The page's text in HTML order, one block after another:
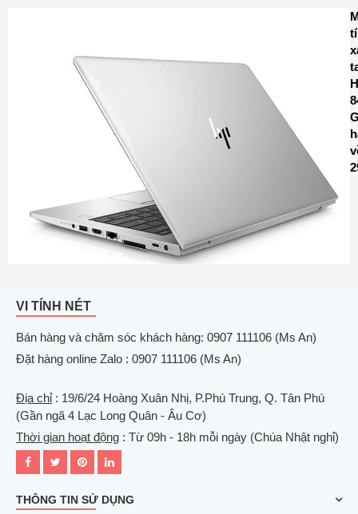
VI TÍNH NÉT
Bán hàng và chăm sóc khách hàng: 0907 111106 (Ms An)
Đặt hàng online Zalo : 0907 111106 (Ms An)
Địa chỉ: 19/6/24 Hoàng Xuân Nhị, P.Phú Trung, Q. Tân Phú
(Gần ngã 4 Lạc Long Quân - Âu Cơ)
Thời gian hoạt động : Từ 09h - 18h mỗi ngày (Chúa Nhật nghỉ)
THÔNG TIN SỬ DỤNG